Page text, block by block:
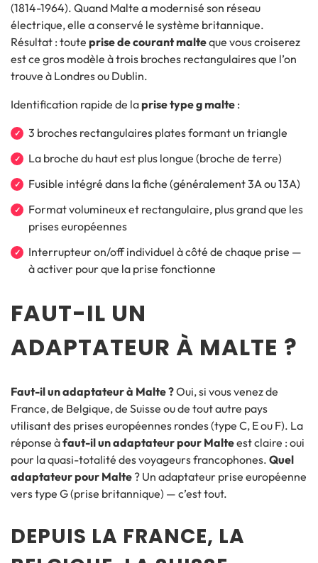
(1814-1964). Quand Malte a modernisé son réseau
électrique, elle a conservé le système britannique.
Résultat : toute prise de courant malteque vous croiserez
est ce gros modèle à trois broches rectangulaires que l’on
trouve à Londres ou Dublin.
Identification rapide de laprise type g malte :
3 broches rectangulaires plates formant un triangle
La broche du haut est plus longue (broche de terre)
Fusible intégré dans la fiche (généralement 3A ou 13A)
Format volumineux et rectangulaire, plus grand que les
prises européennes
Interrupteur on/off individuel à côté de chaque prise —
à activer pour que la prise fonctionne
FAUT-IL UN
ADAPTATEUR À MALTE ?
Faut-il un adaptateur à Malte ?Oui, si vous venez de
France, de Belgique, de Suisse ou de tout autre pays
utilisant des prises européennes rondes (type C, E ou F). La
réponse àfaut-il un adaptateur pour Malteest claire : oui
pour la quasi-totalité des voyageurs francophones. Quel
adaptateur pour Malte? Un adaptateur prise européenne
vers type G (prise britannique) — c’est tout.
DEPUIS LA FRANCE, LA